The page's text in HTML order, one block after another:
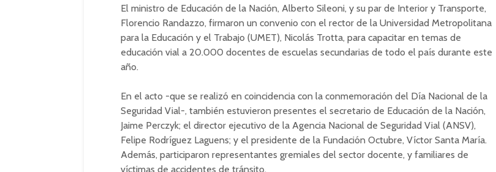
El ministro de Educación de la Nación, Alberto Sileoni, y su par de Interior y Transporte,
Florencio Randazzo, firmaron un convenio con el rector de la Universidad Metropolitana
para la Educación y el Trabajo (UMET), Nicolás Trotta, para capacitar en temas de
educación vial a 20.000 docentes de escuelas secundarias de todo el país durante este
año.
En el acto -que se realizó en coincidencia con la conmemoración del Día Nacional de la
Seguridad Vial-, también estuvieron presentes el secretario de Educación de la Nación,
Jaime Perczyk; el director ejecutivo de la Agencia Nacional de Seguridad Vial (ANSV),
Felipe Rodríguez Laguens; y el presidente de la Fundación Octubre, Víctor Santa María.
Además, participaron representantes gremiales del sector docente, y familiares de
víctimas de accidentes de tránsito.